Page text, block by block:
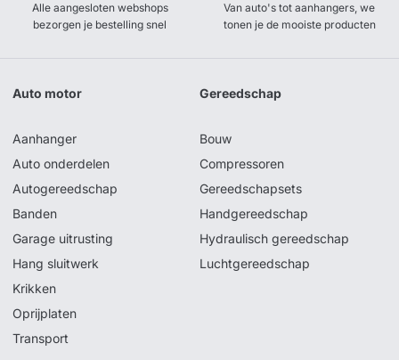
Alle aangesloten webshops
bezorgen je bestelling snel
Van auto's tot aanhangers, we
tonen je de mooiste producten
Auto motor
Aanhanger
Auto onderdelen
Autogereedschap
Banden
Garage uitrusting
Hang sluitwerk
Krikken
Oprijplaten
Transport
Gereedschap
Bouw
Compressoren
Gereedschapsets
Handgereedschap
Hydraulisch gereedschap
Luchtgereedschap